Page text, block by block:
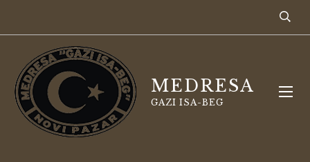
MEDRESA
GAZI ISA-BEG